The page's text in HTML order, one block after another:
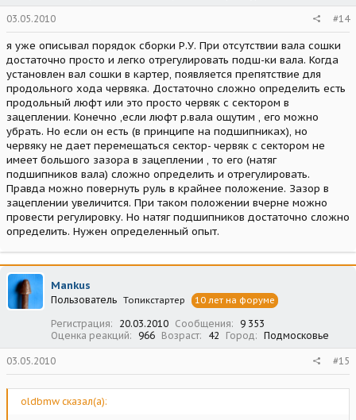
03.05.2010 #14
я уже описывал порядок сборки Р.У. При отсутствии вала сошки
достаточно просто и легко отрегулировать подш-ки вала. Когда
установлен вал сошки в картер, появляется препятствие для
продольного хода червяка. Достаточно сложно определить есть
продольный люфт или это просто червяк с сектором в
зацеплении. Конечно ,если люфт р.вала ощутим , его можно
убрать. Но если он есть (в принципе на подшипниках), но
червяку не дает перемещаться сектор- червяк с сектором не
имеет большого зазора в зацеплении , то его (натяг
подшипников вала) сложно определить и отрегулировать.
Правда можно повернуть руль в крайнее положение. Зазор в
зацеплении увеличится. При таком положении вчерне можно
провести регулировку. Но натяг подшипников достаточно сложно
определить. Нужен определенный опыт.
Mankus
Пользователь Топикстартер 10 лет на форуме
Регистрация 20.03.2010 Сообщения
9 353
Оценка реакций
966 Возраст 42 Город Подмосковье
03.05.2010 #15
oldbmw сказал(а):